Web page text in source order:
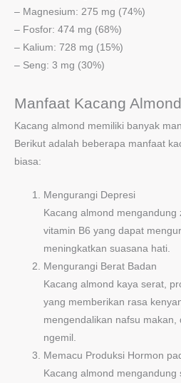
– Magnesium: 275 mg (74%)
– Fosfor: 474 mg (68%)
– Kalium: 728 mg (15%)
– Seng: 3 mg (30%)
Manfaat Kacang
Kacang almond memiliki banyak
Berikut adalah beberapa manfaat
biasa:
Mengurangi Depresi
Kacang almond
vitamin B6 yang dapat
meningkatkan suasana hati.
Mengurangi Berat Badan
Kacang almond kaya serat,
yang memberikan rasa
mengendalikan nafsu
ngemil.
Memacu Produksi Hormon
Kacang almond